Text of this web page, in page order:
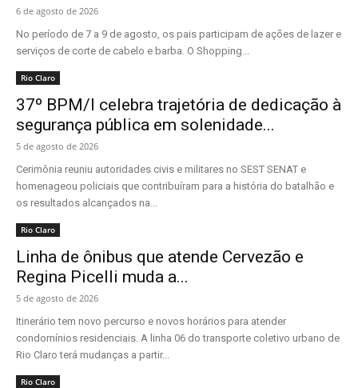
6 de agosto de 2026
No período de 7 a 9 de agosto, os pais participam de ações de lazer e
serviços de corte de cabelo e barba. O Shopping...
Rio Claro
37º BPM/I celebra trajetória de dedicação à
segurança pública em solenidade...
5 de agosto de 2026
Cerimônia reuniu autoridades civis e militares no SEST SENAT e
homenageou policiais que contribuíram para a história do batalhão e
os resultados alcançados na...
Rio Claro
Linha de ônibus que atende Cervezão e
Regina Picelli muda a...
5 de agosto de 2026
Itinerário tem novo percurso e novos horários para atender
condomínios residenciais. A linha 06 do transporte coletivo urbano de
Rio Claro terá mudanças a partir...
Rio Claro